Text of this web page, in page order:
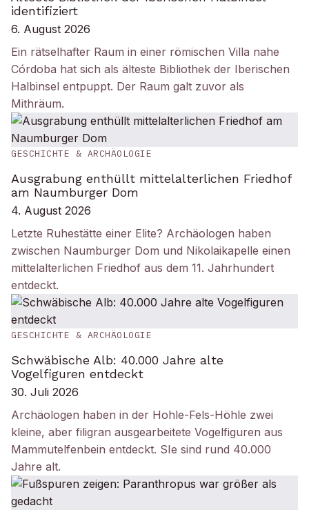
identifiziert
6. August 2026
Ein rätselhafter Raum in einer römischen Villa nahe
Córdoba hat sich als älteste Bibliothek der Iberischen
Halbinsel entpuppt. Der Raum galt zuvor als
Mithräum.
GESCHICHTE & ARCHÄOLOGIE
Ausgrabung enthüllt mittelalterlichen Friedhof
am Naumburger Dom
4. August 2026
Letzte Ruhestätte einer Elite? Archäologen haben
zwischen Naumburger Dom und Nikolaikapelle einen
mittelalterlichen Friedhof aus dem 11. Jahrhundert
entdeckt.
GESCHICHTE & ARCHÄOLOGIE
Schwäbische Alb: 40.000 Jahre alte
Vogelfiguren entdeckt
30. Juli 2026
Archäologen haben in der Hohle-Fels-Höhle zwei
kleine, aber filigran ausgearbeitete Vogelfiguren aus
Mammutelfenbein entdeckt. SIe sind rund 40.000
Jahre alt.